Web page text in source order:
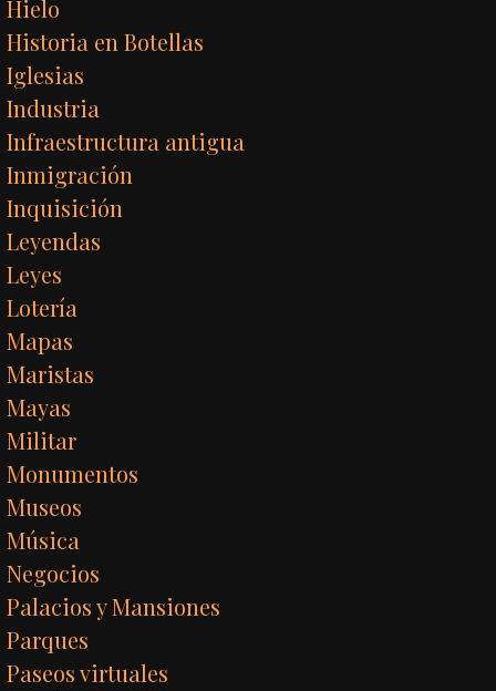
Hielo
Historia en Botellas
Iglesias
Industria
Infraestructura antigua
Inmigración
Inquisición
Leyendas
Leyes
Lotería
Mapas
Maristas
Mayas
Militar
Monumentos
Museos
Música
Negocios
Palacios y Mansiones
Parques
Paseos virtuales